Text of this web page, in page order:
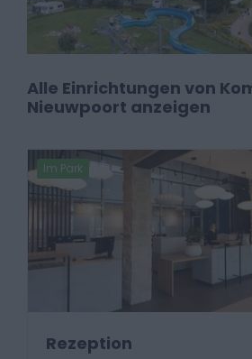
Alle Einrichtungen von
Nieuwpoort anzeigen
Im Park
Rezeption